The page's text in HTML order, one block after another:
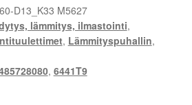
D13_K33 M5627
lämmitys, ilmastointi,
, Lämmityspuhallin,
, 6441T9